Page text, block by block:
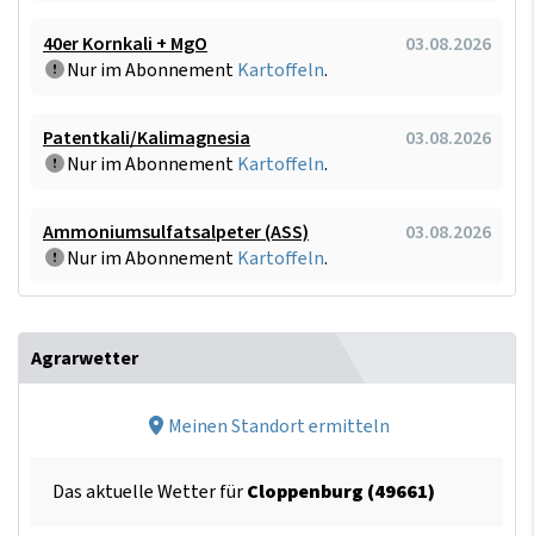
40er Kornkali + MgO
03.08.2026
Nur im AbonnementKartoffeln.
Patentkali/Kalimagnesia
03.08.2026
Nur im AbonnementKartoffeln.
Ammoniumsulfatsalpeter (ASS)
03.08.2026
Nur im AbonnementKartoffeln.
Agrarwetter
Meinen Standort ermitteln
Das aktuelle Wetter fürCloppenburg (49661)